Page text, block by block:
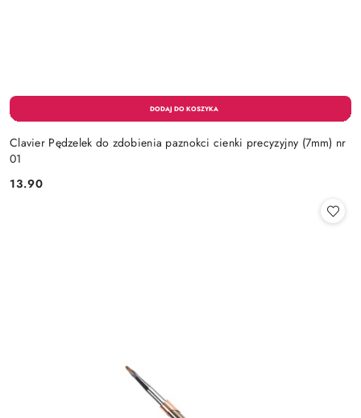
Clavier Pędzelek do zdobienia paznokci cienki precyzyjny (7mm) nr
01
Cena:
13.90